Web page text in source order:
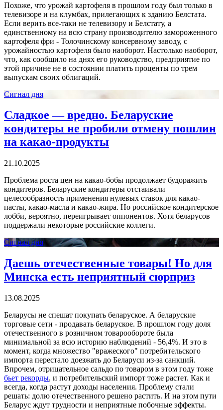
Похоже, что урожай картофеля в прошлом году был только в
телевизоре и на клумбах, прилегающих к зданию Белстата.
Если верить все-таки не телевизору и Белстату, а
единственному на всю страну производителю замороженного
картофеля фри - Толочинскому консервному заводу, с
урожайностью картофеля было наоборот. Настолько наоборот,
что, как сообщило на днях его руководство, предприятие по
этой причине не в состоянии платить проценты по трем
выпускам своих облигаций.
Сигнал дня
Сладкое — вредно. Беларуские
кондитеры не пробили отмену пошлин
на какао-продукты
21.10.2025
Проблема роста цен на какао-бобы продолжает будоражить
кондитеров. Беларуские кондитеры отстаивали
целесообразность применения нулевых ставок для какао-
пасты, какао-масла и какао-жира. Но российское кондитерское
лобби, вероятно, переигрывает оппонентов. Хотя беларусов
поддержали некоторые российские коллеги.
Сигнал дня
Даешь отечественные товары! Но для
Минска есть неприятный сюрприз
13.08.2025
Беларусы не спешат покупать беларуское. А беларуские
торговые сети - продавать беларуское. В прошлом году доля
отечественного в розничном товарообороте была
минимальной за всю историю наблюдений - 56,4%. И это в
момент, когда множество "вражеского" потребительского
импорта перестало доезжать до Беларуси из-за санкций.
Впрочем, отрицательное сальдо по товаром в этом году тоже
бьет рекорды, и потребительский импорт тоже растет. Как и
всегда, когда растут доходы населения. Проблему стали
решать: долю отечественного решено растить. И на этом пути
Беларус ждут трудности и неприятные побочные эффекты.